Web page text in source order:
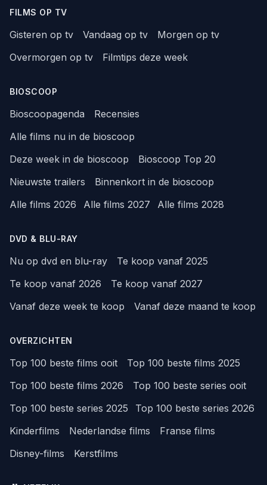
FILMS OP TV
Gisteren op tv Vandaag op tv
Morgen op tv
Overmorgen op tv
Filmtips deze week
BIOSCOOP
Bioscoopagenda
Recensies
Alle films nu in de bioscoop
Deze week in de bioscoop
Bioscoop Top 20
Nieuwste trailers
Binnenkort in de bioscoop
Alle films 2026
Alle films 2027 Alle films 2028
DVD & BLU-RAY
Nu op dvd en blu-ray
Te koop vanaf 2025
Te koop vanaf 2026
Te koop vanaf 2027
Vanaf deze week te koop
Vanaf deze maand te koop
OVERZICHTEN
Top 100 beste films ooit
Top 100 beste films 2025
Top 100 beste films 2026
Top 100 beste series ooit
Top 100 beste series 2025
Top 100 beste series 2026
Kinderfilms
Nederlandse films
Franse films
Disney-films
Kerstfilms